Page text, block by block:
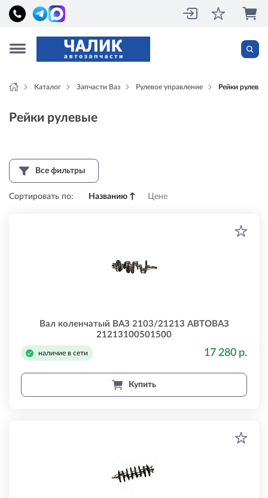
Каталог Запчасти Ваз Рулевое управление Рейки рулевые
Рейки рулевые
Все фильтры
Сортировать по: Названию ↑ Цене
Вал коленчатый ВАЗ 2103/21213 АВТОВАЗ
21213100501500
наличие в сети 17 280 р.
Купить